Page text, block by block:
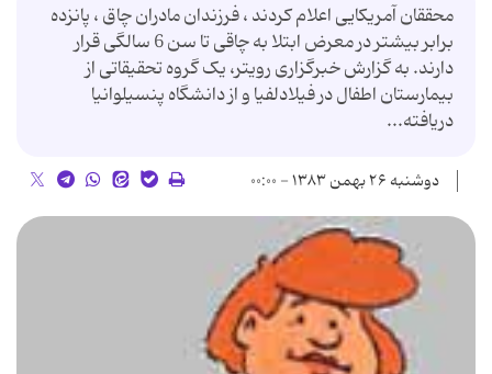
محققان آمریکایی اعلام کردند ، فرزندان مادران چاق ، پانزده
برابر بیشتر در معرض ابتلا به چاقی تا سن 6 سالگی قرار
دارند. به گزارش خبرگزاری رویتر، یک گروه تحقیقاتی از
بیمارستان اطفال در فیلادلفیا و از دانشگاه پنسیلوانیا
دریافته...
دوشنبه ۲۶ بهمن ۱۳۸۳ - ۰۰:۰۰